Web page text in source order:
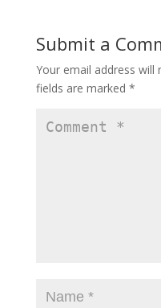
o
o
k
o
n
Submit a
Your email address will
fields are marked *